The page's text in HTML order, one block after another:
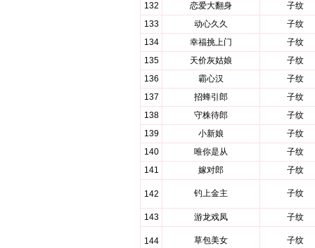
132
恋爱大翻身
子纹
133
动心久久
子纹
134
幸福挑上门
子纹
135
天价灰姑娘
子纹
136
霸心汉
子纹
137
招蜂引郎
子纹
138
守株待郎
子纹
139
小新娘
子纹
140
唯你是从
子纹
141
嫁对郎 子纹
142 钓上金主 子纹
143 游龙戏凤 子纹
144 草包美女 子纹